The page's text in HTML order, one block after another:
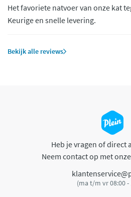
Het favoriete natvoer van onze kat
Keurige en snelle levering.
Bekijk alle reviews
Heb je vragen of direct
Neem contact op met
(ma t/m vr 08:00 -